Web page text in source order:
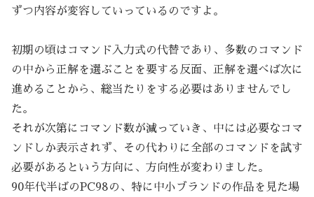
ずつ内容が変容していっているのですよ。
初期の頃はコマンド入力式の代替であり、多数のコマンド
の中から正解を選ぶことを要する反面、正解を選べば次に
進めることから、総当たりをする必要はありませんでし
た。
それが次第にコマンド数が減っていき、中には必要なコマ
ンドしか表示されず、その代わりに全部のコマンドを試す
必要があるという方向に、方向性が変わりました。
90年代半ばのPC98の、特に中小ブランドの作品を見た場